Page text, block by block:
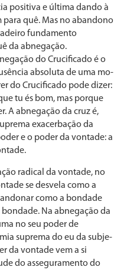
positiva e última dando à
quê. Mas no abandono
fun­damento
da abnegação.
do Crucificado é o
absoluta de uma mo­
do Crucificado pode dizer:
tu és bom, mas porque
A abnegação da cruz é,
exacerbação da
e o poder da von­tade: a
radical da vontade, no
se desvela como a
como a bonda­de
Na abnegação da
no seu poder de
suprema do eu da subje­
da vontade vem a si
do asseguramento do